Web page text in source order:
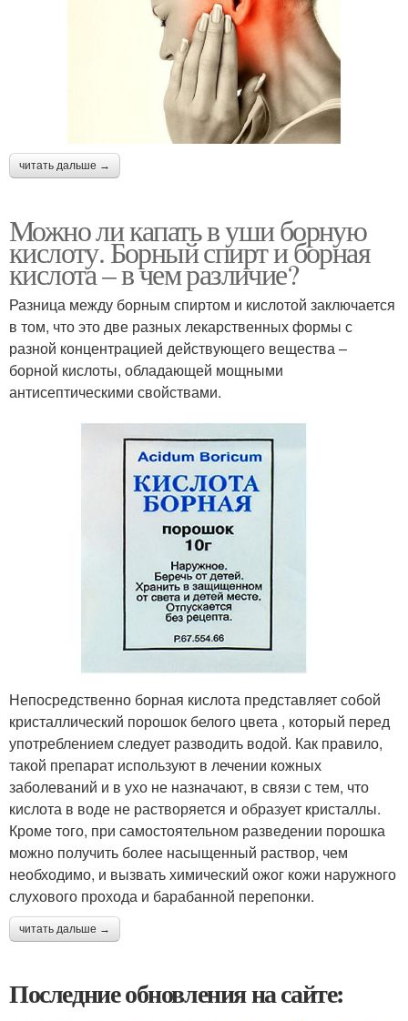
читать дальше →
Можно ли капать в уши борную
кислоту. Борный спирт и борная
кислота – в чем различие?
Разница между борным спиртом и кислотой заключается
в том, что это две разных лекарственных формы с
разной концентрацией действующего вещества –
борной кислоты, обладающей мощными
антисептическими свойствами.
Непосредственно борная кислота представляет собой
кристаллический порошок белого цвета , который перед
употреблением следует разводить водой. Как правило,
такой препарат используют в лечении кожных
заболеваний и в ухо не назначают, в связи с тем, что
кислота в воде не растворяется и образует кристаллы.
Кроме того, при самостоятельном разведении порошка
можно получить более насыщенный раствор, чем
необходимо, и вызвать химический ожог кожи наружного
слухового прохода и барабанной перепонки.
читать дальше →
Последние обновления на сайте: